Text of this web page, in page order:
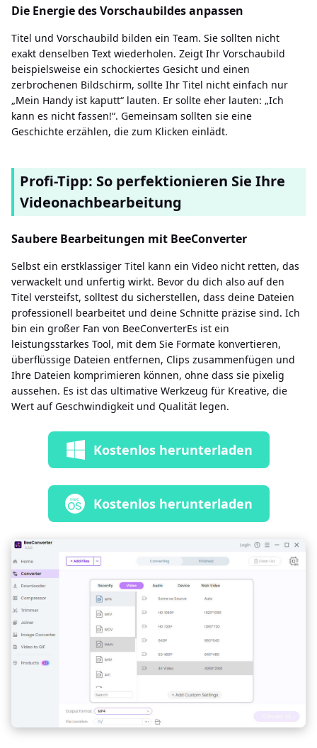
Die Energie des Vorschaubildes anpassen
Titel und Vorschaubild bilden ein Team. Sie sollten nicht
exakt denselben Text wiederholen. Zeigt Ihr Vorschaubild
beispielsweise ein schockiertes Gesicht und einen
zerbrochenen Bildschirm, sollte Ihr Titel nicht einfach nur
„Mein Handy ist kaputt“ lauten. Er sollte eher lauten: „Ich
kann es nicht fassen!“. Gemeinsam sollten sie eine
Geschichte erzählen, die zum Klicken einlädt.
Profi-Tipp: So perfektionieren Sie Ihre
Videonachbearbeitung
Saubere Bearbeitungen mit BeeConverter
Selbst ein erstklassiger Titel kann ein Video nicht retten, das
verwackelt und unfertig wirkt. Bevor du dich also auf den
Titel versteifst, solltest du sicherstellen, dass deine Dateien
professionell bearbeitet und deine Schnitte präzise sind. Ich
bin ein großer Fan von BeeConverterEs ist ein
leistungsstarkes Tool, mit dem Sie Formate konvertieren,
überflüssige Dateien entfernen, Clips zusammenfügen und
Ihre Dateien komprimieren können, ohne dass sie pixelig
aussehen. Es ist das ultimative Werkzeug für Kreative, die
Wert auf Geschwindigkeit und Qualität legen.
Kostenlos herunterladen
Kostenlos herunterladen